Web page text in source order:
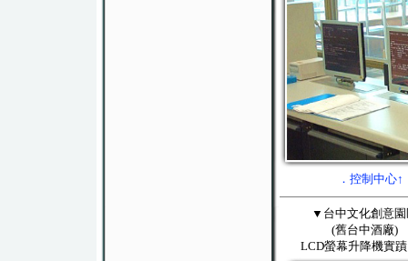
．控制中心↑
▼台中文化創意園
(舊台中酒廠)
LCD螢幕升降機實